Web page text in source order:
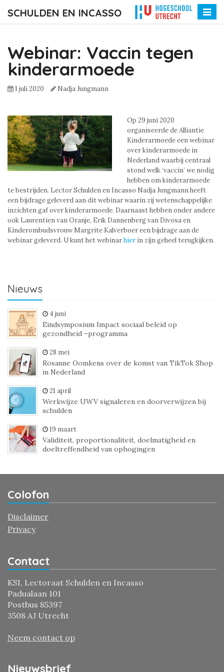
SCHULDEN EN INCASSO
Toggle
Webinar: Vaccin tegen
kinderarmoede
1 juli 2020 Nadja Jungmann
Op 29 juni 2020
organiseerde de Alliantie
Kinderarmoede een webinar
over kinderarmoede in
Nederland waarbij centraal
stond welk ‘vaccin’ we nodig
hebben om kinderarmoede
te bestrijden. Lector Schulden en Incasso Nadja Jungmann heeft
een bijdrage geleverd aan dit webinar waarin zij wetenschappelijke
inzichten gaf over kinderarmoede. Daarnaast hebben onder andere
ook Laurentien van Oranje, Erik Dannenberg van Divosa en
Kinderombudsvrouw Margrite Kalverboer een bijdrage aan de
webinar geleverd. U kunt het webinarhierin zijn geheel terugkijken.
Nieuws
4 juni
Eindsymposium Impact sociaal beleid op
gezondheid –programma
28 mei
Rosanne Oomkens over de komst van TikTok Shop
in Nederland
21 april
Werkwijze UWV signaleren en doorverwijzen bij
schulden
19 maart
Validiteit, proportionaliteit, doelmatigheid en
doeltreffendheid van ophogingen
Colofon
Disclaimer
Privacy
Contact
KSI, Lectoraat Schulden en Incasso
Padualaan 101
Postbus 85397
3508 AJ Utrecht
Neem contact op
Nieuwsbrief